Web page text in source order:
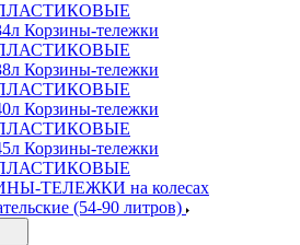
Корзины-тележки
Корзины-тележки
Корзины-тележки
Корзины-тележки
ТЕЛЕЖКИ на колесах
(54-90 литров)